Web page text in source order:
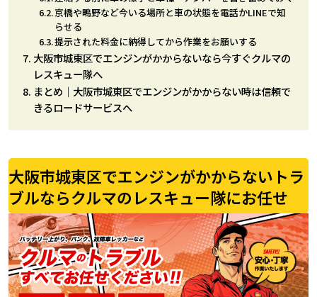
京橋や鴫野など今いる場所と車の状態を電話かLINEで知
らせる
提示された料金に納得してから作業をお願いする
大阪市城東区でエンジンがかからないなら今すぐクルマの
レスキュー隊へ
まとめ｜大阪市城東区でエンジンがかからない時は信頼で
きるロードサービスへ
大阪市城東区でエンジンがかからないトラ
ブルならクルマのレスキュー隊にお任せ